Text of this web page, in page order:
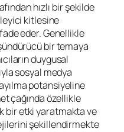
hızlı bir şekilde
kitlesine
eder. Genellikle
bir temaya
duygusal
sosyal medya
potansiyeline
çağında özellikle
bir etki yaratmakta ve
şekillendirmekte